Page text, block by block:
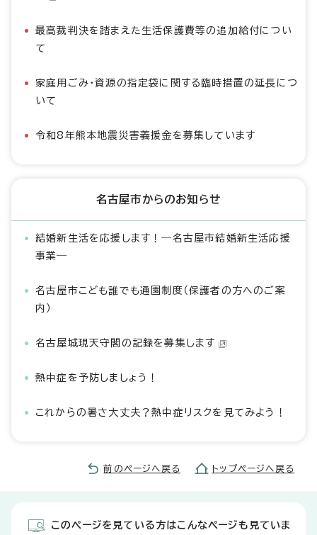
最高裁判決を踏まえた生活保護費等の追加給付につい
て
家庭用ごみ・資源の指定袋に関する臨時措置の延長につ
いて
令和8年熊本地震災害義援金を募集しています
名古屋市からのお知らせ
結婚新生活を応援します！―名古屋市結婚新生活応援
事業―
名古屋市こども誰でも通園制度（保護者の方へのご案
内）
名古屋城現天守閣の記録を募集します
熱中症を予防しましょう！
これからの暑さ大丈夫？熱中症リスクを見てみよう！
前のページへ戻る トップページへ戻る
このページを見ている方はこんなページも見ていま